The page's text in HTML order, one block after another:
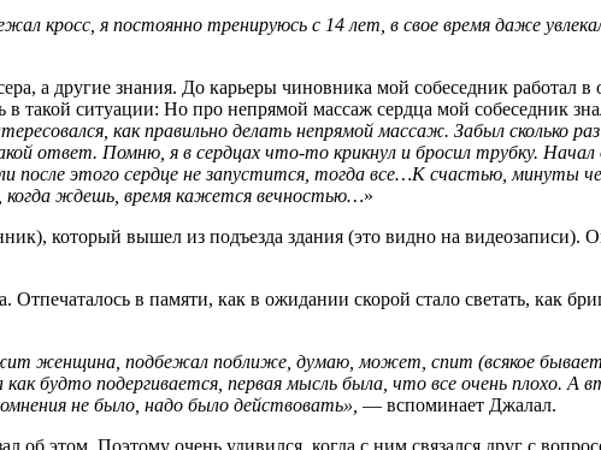
кросс, я постоянно тренируюсь с 14 лет, в свое время даже
а другие знания. До карьеры чиновника мой собеседник работал
в такой ситуации: Но про непрямой массаж сердца мой собеседник
как правильно делать непрямой массаж. Забыл сколько
ответ. Помню, я в сердцах что-то крикнул и бросил трубку.
после этого сердце не запустится, тогда все…К счастью, минуты
ждешь, время кажется вечностью…»
который вышел из подъезда здания (это видно на видеозаписи).
в памяти, как в ожидании скорой стало светать, как
женщина, подбежал поближе, думаю, может, спит (всякое
как будто подергивается, первая мысль была, что все очень плохо.
не было, надо было действовать», — вспоминает Джалал.
об этом. Поэтому очень удивился, когда с ним связался друг с